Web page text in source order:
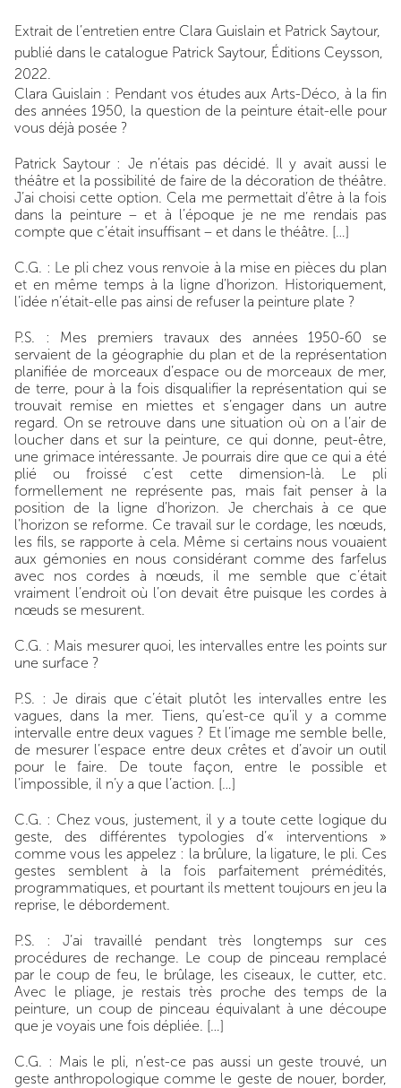
Extrait de l’entretien entre Clara Guislain et Patrick Saytour,
publié dans le catalogue Patrick Saytour, Éditions Ceysson,
2022.
Clara Guislain : Pendant vos études aux Arts-Déco, à la fin
des années 1950, la question de la peinture était-elle pour
vous déjà posée ?
Patrick Saytour : Je n’étais pas décidé. Il y avait aussi le
théâtre et la possibilité de faire de la décoration de théâtre.
J’ai choisi cette option. Cela me permettait d’être à la fois
dans la peinture – et à l’époque je ne me rendais pas
compte que c’était insuffisant – et dans le théâtre. […]
C.G. : Le pli chez vous renvoie à la mise en pièces du plan
et en même temps à la ligne d’horizon. Historiquement,
l’idée n’était-elle pas ainsi de refuser la peinture plate ?
P.S. : Mes premiers travaux des années 1950-60 se
servaient de la géographie du plan et de la représentation
planifiée de morceaux d’espace ou de morceaux de mer,
de terre, pour à la fois disqualifier la représentation qui se
trouvait remise en miettes et s’engager dans un autre
regard. On se retrouve dans une situation où on a l’air de
loucher dans et sur la peinture, ce qui donne, peut-être,
une grimace intéressante. Je pourrais dire que ce qui a été
plié ou froissé c’est cette dimension-là. Le pli
formellement ne représente pas, mais fait penser à la
position de la ligne d’horizon. Je cherchais à ce que
l’horizon se reforme. Ce travail sur le cordage, les nœuds,
les fils, se rapporte à cela. Même si certains nous vouaient
aux gémonies en nous considérant comme des farfelus
avec nos cordes à nœuds, il me semble que c’était
vraiment l’endroit où l’on devait être puisque les cordes à
nœuds se mesurent.
C.G. : Mais mesurer quoi, les intervalles entre les points sur
une surface ?
P.S. : Je dirais que c’était plutôt les intervalles entre les
vagues, dans la mer. Tiens, qu’est-ce qu’il y a comme
intervalle entre deux vagues ? Et l’image me semble belle,
de mesurer l’espace entre deux crêtes et d’avoir un outil
pour le faire. De toute façon, entre le possible et
l’impossible, il n’y a que l’action. […]
C.G. : Chez vous, justement, il y a toute cette logique du
geste, des différentes typologies d’« interventions »
comme vous les appelez : la brûlure, la ligature, le pli. Ces
gestes semblent à la fois parfaitement prémédités,
programmatiques, et pourtant ils mettent toujours en jeu la
reprise, le débordement.
P.S. : J’ai travaillé pendant très longtemps sur ces
procédures de rechange. Le coup de pinceau remplacé
par le coup de feu, le brûlage, les ciseaux, le cutter, etc.
Avec le pliage, je restais très proche des temps de la
peinture, un coup de pinceau équivalant à une découpe
que je voyais une fois dépliée. […]
C.G. : Mais le pli, n’est-ce pas aussi un geste trouvé, un
geste anthropologique comme le geste de nouer, border,